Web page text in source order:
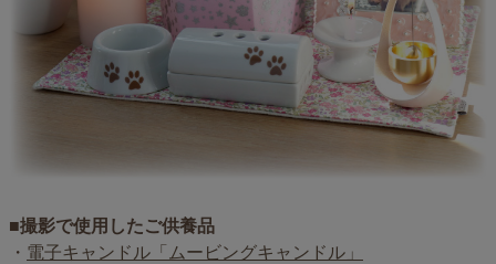
■撮影で使用したご供養品
・ 電子キャンドル「ムービングキャンドル」